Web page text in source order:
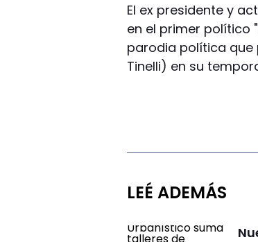
El ex presidente y
en el primer político
parodia política que
Tinelli) en su
LEÉ ADEMÁS